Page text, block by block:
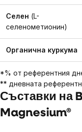
Селен (L-
селенометионин)
Органична куркума
*% от референтния
** дневната
Съставки на
Magnesium®